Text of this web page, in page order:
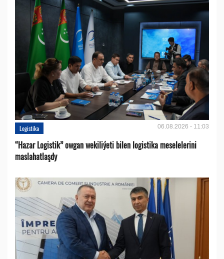
Logistika 06.08.2026 - 11:03
“Hazar Logistik” owgan wekiliýeti bilen logistika meselelerini
maslahatlaşdy